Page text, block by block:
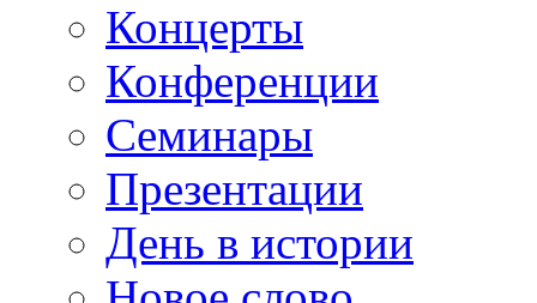
Концерты
Конференции
Семинары
Презентации
День в истории